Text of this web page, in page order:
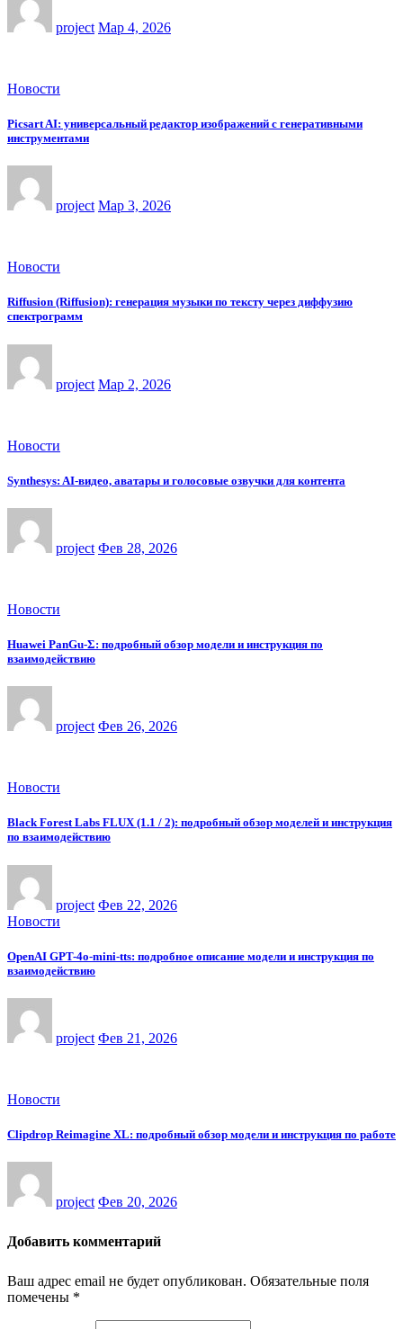
project Мар 4, 2026
Новости
Picsart AI: универсальный редактор изображений с генеративными
инструментами
project Мар 3, 2026
Новости
Riffusion (Riffusion): генерация музыки по тексту через диффузию
спектрограмм
project Мар 2, 2026
Новости
Synthesys: AI-видео, аватары и голосовые озвучки для контента
project Фев 28, 2026
Новости
Huawei PanGu-Σ: подробный обзор модели и инструкция по
взаимодействию
project Фев 26, 2026
Новости
Black Forest Labs FLUX (1.1 / 2): подробный обзор моделей и инструкция
по взаимодействию
project Фев 22, 2026
Новости
OpenAI GPT-4o-mini-tts: подробное описание модели и инструкция по
взаимодействию
project Фев 21, 2026
Новости
Clipdrop Reimagine XL: подробный обзор модели и инструкция по работе
project Фев 20, 2026
Добавить комментарий
Ваш адрес email не будет опубликован. Обязательные поля
помечены *